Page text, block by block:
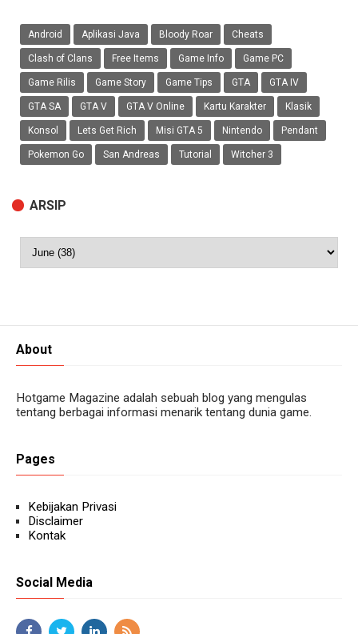
Android Aplikasi Java Bloody Roar Cheats
Clash of Clans Free Items Game Info Game PC
Game Rilis Game Story Game Tips GTA GTA IV
GTA SA GTA V GTA V Online Kartu Karakter Klasik
Konsol Lets Get Rich Misi GTA 5 Nintendo Pendant
Pokemon Go San Andreas Tutorial Witcher 3
ARSIP
About
Hotgame Magazine adalah sebuah blog yang mengulas
tentang berbagai informasi menarik tentang dunia game.
Pages
Kebijakan Privasi
Disclaimer
Kontak
Social Media